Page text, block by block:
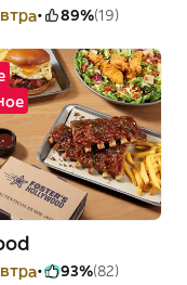
89%(19)
93%(82)